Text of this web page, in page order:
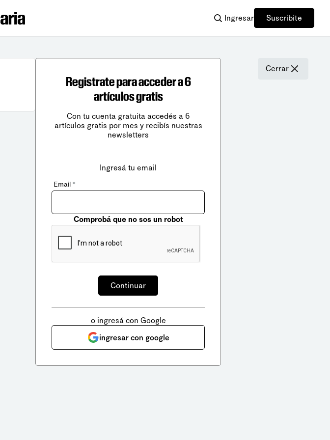
Ingresar Suscribite
Cerrar
Registrate para acceder a 6
artículos gratis
Con tu cuenta gratuita accedés a 6
artículos gratis por mes y recibís nuestras
newsletters
Ingresá tu email
Email *
Comprobá que no sos un robot
o ingresá con Google
ingresar con google